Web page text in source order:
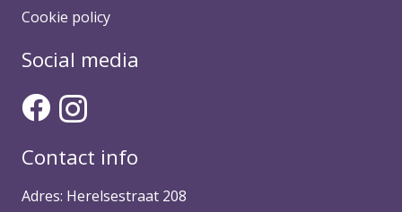
Cookie policy
Social media
Contact info
Adres: Herelsestraat 208